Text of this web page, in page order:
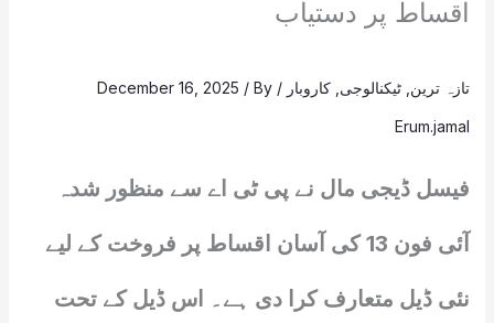
اقساط پر دستیاب
تازہ ترین ٹیکنالوجی کاروبار /
December 16, 2025 / By
Erum.jamal
فیسل ڈیجی مال نے پی ٹی اے سے منظور شدہ
آئی فون 13 کی آسان اقساط پر فروخت کے لیے
نئی ڈیل متعارف کرا دی ہے۔ اس ڈیل کے تحت